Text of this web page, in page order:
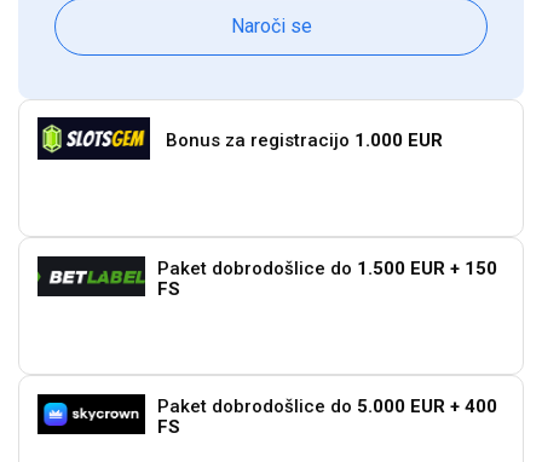
Naroči se
Bonus za registracijo 1.000 EUR
Paket dobrodošlice do 1.500 EUR + 150
FS
Paket dobrodošlice do 5.000 EUR + 400
FS